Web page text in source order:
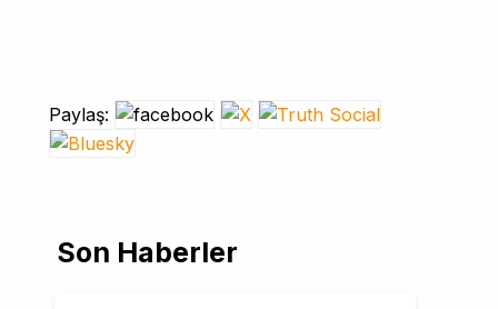
Paylaş:
Son Haberler